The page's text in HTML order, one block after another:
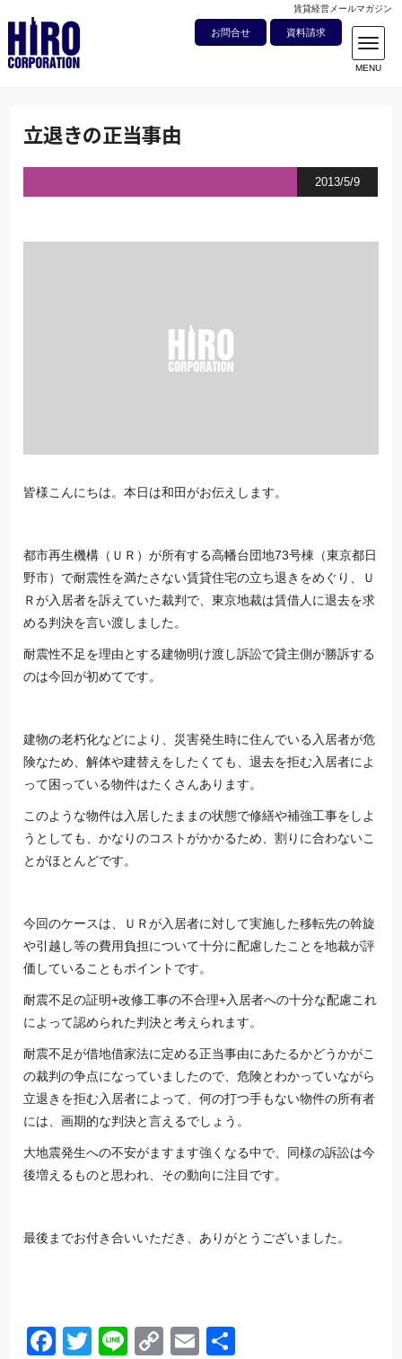
賃貸経営メールマガジン
お問合せ 資料請求
立退きの正当事由
2013/5/9
皆様こんにちは。本日は和田がお伝えします。
都市再生機構（ＵＲ）が所有する高幡台団地73号棟（東京都日
野市）で耐震性を満たさない賃貸住宅の立ち退きをめぐり、Ｕ
Ｒが入居者を訴えていた裁判で、東京地裁は賃借人に退去を求
める判決を言い渡しました。
耐震性不足を理由とする建物明け渡し訴訟で貸主側が勝訴する
のは今回が初めてです。
建物の老朽化などにより、災害発生時に住んでいる入居者が危
険なため、解体や建替えをしたくても、退去を拒む入居者によ
って困っている物件はたくさんあります。
このような物件は入居したままの状態で修繕や補強工事をしよ
うとしても、かなりのコストがかかるため、割りに合わないこ
とがほとんどです。
今回のケースは、ＵＲが入居者に対して実施した移転先の斡旋
や引越し等の費用負担について十分に配慮したことを地裁が評
価していることもポイントです。
耐震不足の証明+改修工事の不合理+入居者への十分な配慮これ
によって認められた判決と考えられます。
耐震不足が借地借家法に定める正当事由にあたるかどうかがこ
の裁判の争点になっていましたので、危険とわかっていながら
立退きを拒む入居者によって、何の打つ手もない物件の所有者
には、画期的な判決と言えるでしょう。
大地震発生への不安がますます強くなる中で、同様の訴訟は今
後増えるものと思われ、その動向に注目です。
最後までお付き合いいただき、ありがとうございました。
Facebook
Twitter
LineCopyEmail